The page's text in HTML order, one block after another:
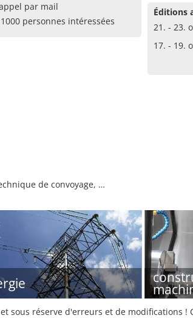
par mail
personnes intéressées
Éditions
21. - 23.
17. - 19.
de convoyage, …
sous réserve d'erreurs et de modifications